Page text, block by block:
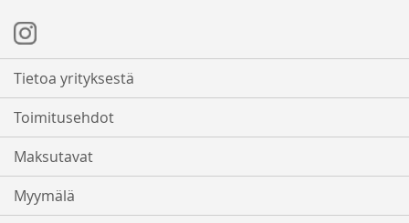
Tietoa yrityksestä
Toimitusehdot
Maksutavat
Myymälä